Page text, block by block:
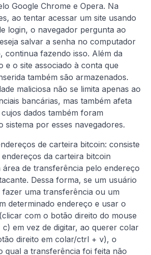
Google Chrome e Opera. Na
ao tentar acessar um site usando
login, o navegador pergunta ao
salvar a senha no computador
continua fazendo isso. Além da
e o site associado à conta que
também são armazenados.
maliciosa não se limita apenas ao
bancárias, mas também afeta
dados também foram
sistema por esses navegadores.
de carteira bitcoin: consiste
da carteira bitcoin
área de transferência pelo endereço
Dessa forma, se um usuário
fazer uma transferência ou um
determinado endereço e usar o
com o botão direito do mouse
em vez de digitar, ao querer colar
direito em colar/ctrl + v), o
qual a transferência foi feita não